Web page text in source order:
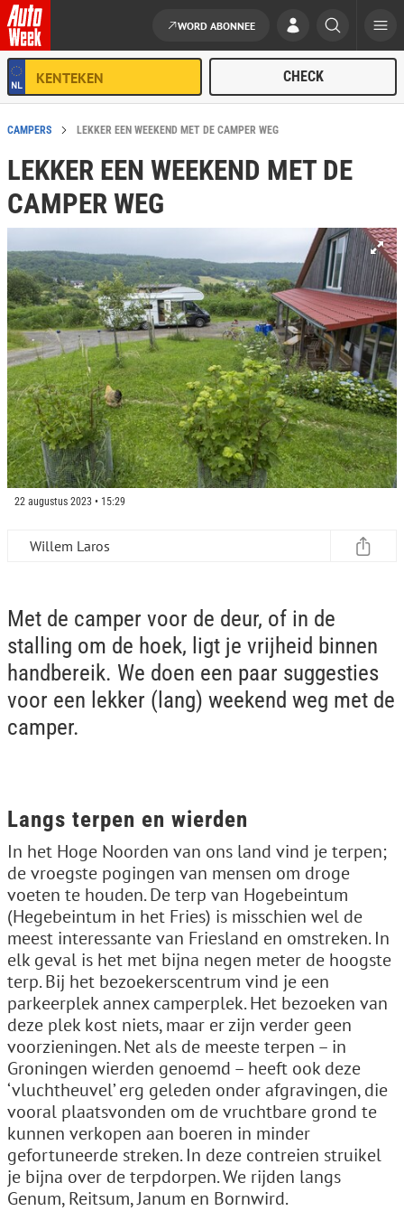
Ga naar de inhoud
WORD ABONNEE
CAMPERS LEKKER EEN WEEKEND MET DE CAMPER WEG
LEKKER EEN WEEKEND MET DE
CAMPER WEG
22 augustus 2023 • 15:29
Willem Laros
Met de camper voor de deur, of in de
stalling om de hoek, ligt je vrijheid binnen
handbereik. We doen een paar suggesties
voor een lekker (lang) weekend weg met de
camper.
Langs terpen en wierden
In het Hoge Noorden van ons land vind je terpen;
de vroegste pogingen van mensen om droge
voeten te houden. De terp van Hogebeintum
(Hegebeintum in het Fries) is misschien wel de
meest interessante van Friesland en omstreken. In
elk geval is het met bijna negen meter de hoogste
terp. Bij het bezoekerscentrum vind je een
parkeerplek annex camperplek. Het bezoeken van
deze plek kost niets, maar er zijn verder geen
voorzieningen. Net als de meeste terpen – in
Groningen wierden genoemd – heeft ook deze
‘vluchtheuvel’ erg geleden onder afgravingen, die
vooral plaatsvonden om de vruchtbare grond te
kunnen verkopen aan boeren in minder
gefortuneerde streken. In deze contreien struikel
je bijna over de terpdorpen. We rijden langs
Genum, Reitsum, Janum en Bornwird.